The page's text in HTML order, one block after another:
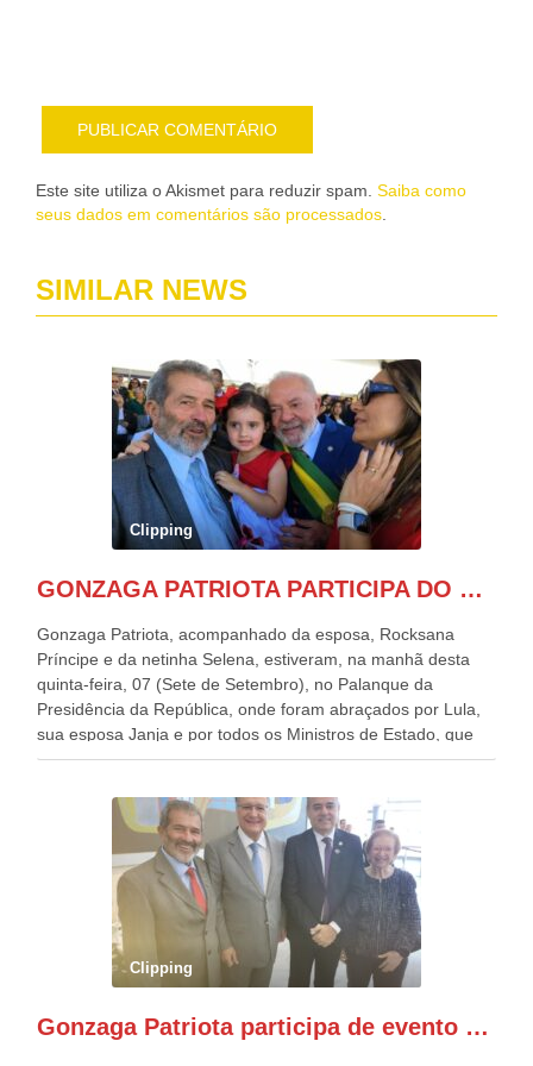
Este site utiliza o Akismet para reduzir spam. Saiba como
seus dados em comentários são processados.
SIMILAR NEWS
Clipping
GONZAGA PATRIOTA PARTICIPA DO DESFILE DA INDEPENDÊNCIA NO PALANQUE DA PRESIDÊNCIA DA REPÚBLICA E É ABRAÇADO POR LULA E POR GERALDO ALCKMIN.
Gonzaga Patriota, acompanhado da esposa, Rocksana
Príncipe e da netinha Selena, estiveram, na manhã desta
quinta-feira, 07 (Sete de Setembro), no Palanque da
Presidência da República, onde foram abraçados por Lula,
sua esposa Janja e por todos os Ministros de Estado, que
estavam presentes, nos Desfiles da Independência da
outros desfiles, na Esplanada dos Ministérios, disse ter sido
o deste ano, o maior e o mais organizado de todos. “Há
quatro décadas, como Patriota até no nome, participo
anualmente dos desfiles de Sete de Setembro, na
Esplanada dos Ministérios, em Brasília. Este ano, o governo
preparou espaços com cadeiras e coberturas, para 30.000
pessoas, só que o número de Patriotas Brasileiros
Independentes, dobrou na Esplanada. Eu, Lula e os
Patriota.
Clipping
Gonzaga Patriota participa de evento em prol do desenvolvimento do Nordeste